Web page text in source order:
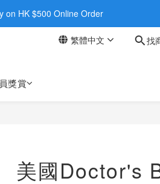
保健品 | WhatsApp 9560 0709
on HK $500 Online Order
保健品 | WhatsApp 9560 0709
繁體中文 找
獎賞
美國Doctor's